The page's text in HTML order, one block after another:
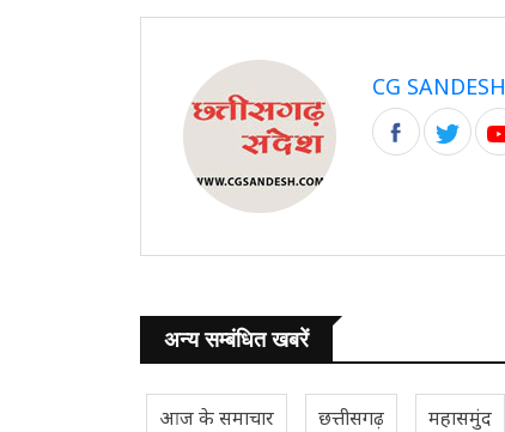
CG SANDESH
अन्य सम्बंधित खबरें
आज के समाचार छत्तीसगढ़ महासमुंद